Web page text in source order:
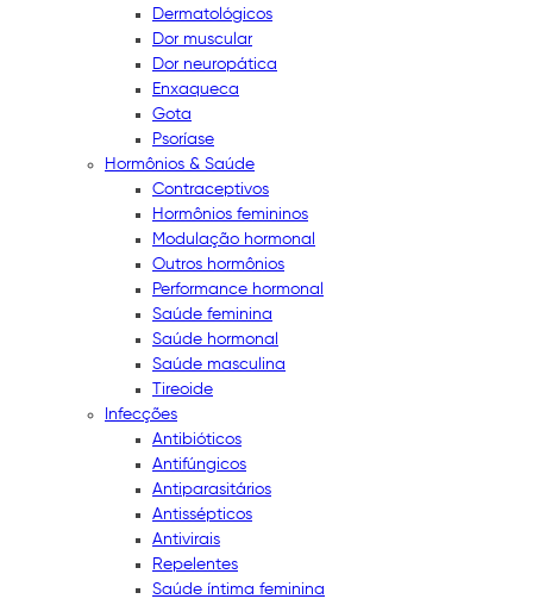
Dermatológicos
Dor muscular
Dor neuropática
Enxaqueca
Gota
Psoríase
Hormônios & Saúde
Contraceptivos
Hormônios femininos
Modulação hormonal
Outros hormônios
Performance hormonal
Saúde feminina
Saúde hormonal
Saúde masculina
Tireoide
Infecções
Antibióticos
Antifúngicos
Antiparasitários
Antissépticos
Antivirais
Repelentes
Saúde íntima feminina